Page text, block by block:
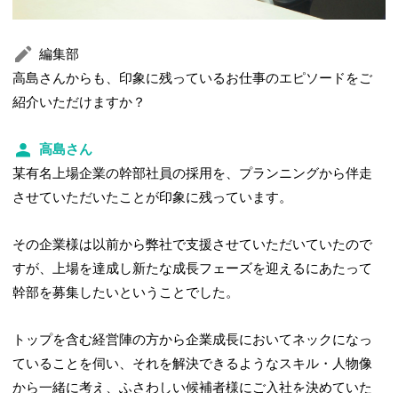
編集部
高島さんからも、印象に残っているお仕事のエピソードをご
紹介いただけますか？
高島さん
某有名上場企業の幹部社員の採用を、プランニングから伴走
させていただいたことが印象に残っています。
その企業様は以前から弊社で支援させていただいていたので
すが、上場を達成し新たな成長フェーズを迎えるにあたって
幹部を募集したいということでした。
トップを含む経営陣の方から企業成長においてネックになっ
ていることを伺い、それを解決できるようなスキル・人物像
から一緒に考え、ふさわしい候補者様にご入社を決めていた